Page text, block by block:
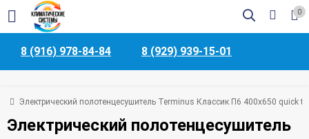
0
8 (916) 978-84-84 8 (929) 939-15-01
Электрический полотенцесушитель Terminus Классик П6 400х650 quick
Электрический полотенцесушитель